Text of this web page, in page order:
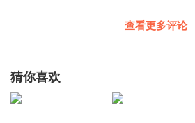
查看更多评论
猜你喜欢